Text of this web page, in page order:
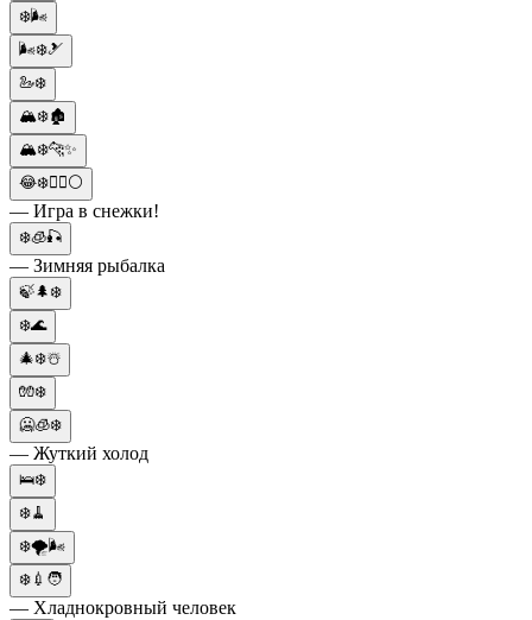
❄️🌬️
🌬️❄️🎿
🦢❄️
🏔️❄️🏚️
🏔️❄️🐆✨
😂❄️🤾‍♀️⚪
— Игра в снежки!
❄️🧊🎣
— Зимняя рыбалка
🍃🌲❄️
❄️🌊
🎄❄️☃️
🧤❄️
🥶🧊❄️
— Жуткий холод
🛌❄️
❄️🧹
❄️🌪️🌬️
❄️💉🧑
— Хладнокровный человек